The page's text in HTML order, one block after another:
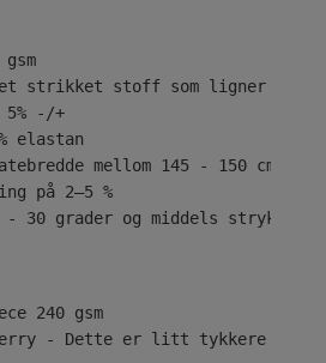
strikket stoff som ligner på
-/+
elastan
mellom 145 - 150 cm
på 2–5 %
- 30 grader og middels stryk
- Dette er litt tykkere med